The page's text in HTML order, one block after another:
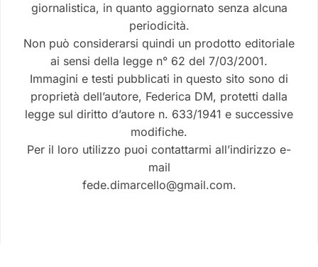
giornalistica, in quanto aggiornato senza alcuna
periodicità.
Non può considerarsi quindi un prodotto editoriale
ai sensi della legge n° 62 del 7/03/2001.
Immagini e testi pubblicati in questo sito sono di
proprietà dell’autore, Federica DM, protetti dalla
legge sul diritto d’autore n. 633/1941 e successive
modifiche.
Per il loro utilizzo puoi contattarmi all’indirizzo e-
mail
fede.dimarcello@gmail.com.